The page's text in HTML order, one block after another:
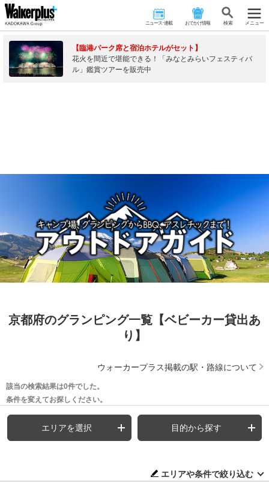
ニュース･連載 おでかけ情報 検 索 メニュー
【臨港パーク席と宿泊ホテルがセット】
花火を間近で堪能できる！「みなとみらいフェスティバ
ル」鑑賞ツアーを販売中
京都府のグランピング一覧【ベビーカー貸出あ
り】
ウォーカープラス掲載の駅・路線について
該当の検索結果は0件でした。
条件を変えてお探しください。
エリアを選択 目的から探す
エリアや条件で絞り込む